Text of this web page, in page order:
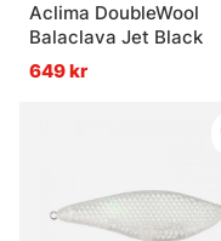
Aclima DoubleWool
Balaclava Jet Black
649 kr